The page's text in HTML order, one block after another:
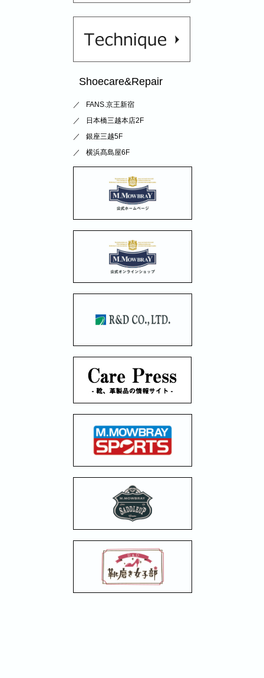
Shoecare&Repair
FANS.京王新宿
日本橋三越本店2F
銀座三越5F
横浜髙島屋6F